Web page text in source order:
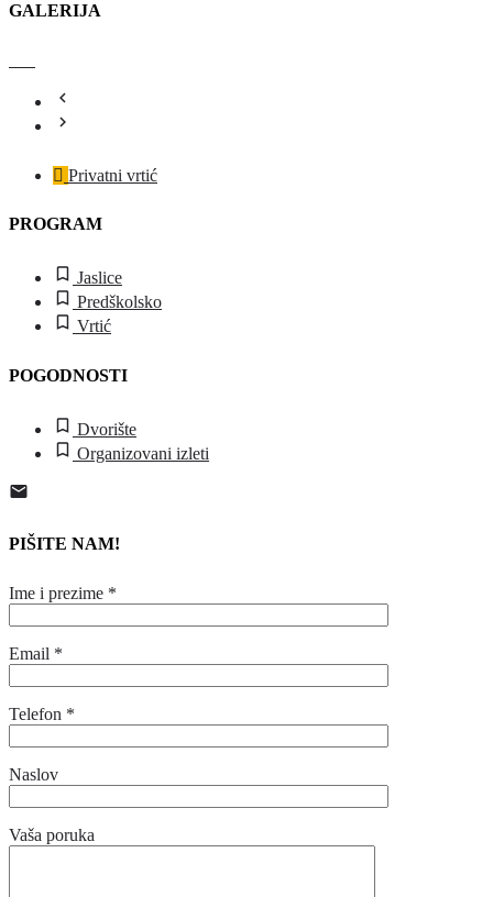
GALERIJA
Privatni vrtić
PROGRAM
Jaslice
Predškolsko
Vrtić
POGODNOSTI
Dvorište
Organizovani izleti
PIŠITE NAM!
Ime i prezime *
Email *
Telefon *
Naslov
Vaša poruka